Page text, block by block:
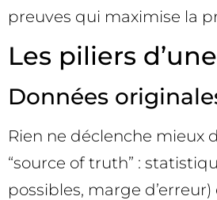
preuves qui maximise la
Les piliers
Données
Rien ne déclenche mieux
“source of truth” :
possibles, marge